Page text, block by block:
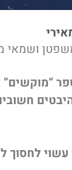
ושמאי
עשוי לחסוך